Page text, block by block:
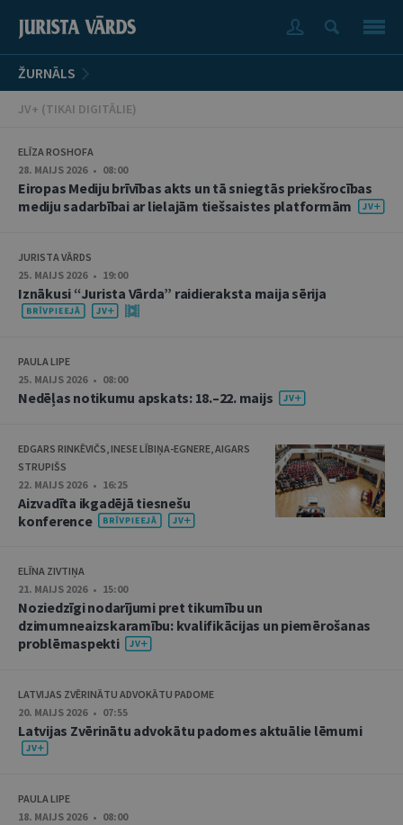
ŽURNĀLS
JV+ (TIKAI DIGITĀLIE)
ELĪZA ROSHOFA
28. MAIJS 2026 • 08:00
Eiropas Mediju brīvības akts un tā sniegtās priekšrocības
mediju sadarbībai ar lielajām tiešsaistes platformām
JURISTA VĀRDS
25. MAIJS 2026 • 19:00
Iznākusi “Jurista Vārda” raidieraksta maija sērija
PAULA LIPE
25. MAIJS 2026 • 08:00
Nedēļas notikumu apskats: 18.–22. maijs
EDGARS RINKĒVIČS, INESE LĪBIŅA-EGNERE, AIGARS
STRUPIŠS
22. MAIJS 2026 • 16:25
Aizvadīta ikgadējā tiesnešu
konference
ELĪNA ZIVTIŅA
21. MAIJS 2026 • 15:00
Noziedzīgi nodarījumi pret tikumību un
dzimumneaizskaramību: kvalifikācijas un piemērošanas
problēmaspekti
LATVIJAS ZVĒRINĀTU ADVOKĀTU PADOME
20. MAIJS 2026 • 07:55
Latvijas Zvērinātu advokātu padomes aktuālie lēmumi
PAULA LIPE
18. MAIJS 2026 • 08:00